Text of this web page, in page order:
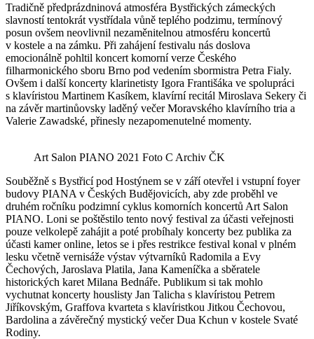
Tradičně předprázdninová atmosféra Bystřických zámeckých
slavností tentokrát vystřídala vůně teplého podzimu, termínový
posun ovšem neovlivnil nezaměnitelnou atmosféru koncertů
v kostele a na zámku. Při zahájení festivalu nás doslova
emocionálně pohltil koncert komorní verze Českého
filharmonického sboru Brno pod vedením sbormistra Petra Fialy.
Ovšem i další koncerty klarinetisty Igora Františáka ve spolupráci
s klavíristou Martinem Kasíkem, klavírní recitál Miroslava Sekery či
na závěr martinůovsky laděný večer Moravského klavírního tria a
Valerie Zawadské, přinesly nezapomenutelné momenty.
Art Salon PIANO 2021 Foto C Archiv ČK
Souběžně s Bystřicí pod Hostýnem se v září otevřel i vstupní foyer
budovy PIANA v Českých Budějovicích, aby zde proběhl ve
druhém ročníku podzimní cyklus komorních koncertů Art Salon
PIANO. Loni se poštěstilo tento nový festival za účasti veřejnosti
pouze velkolepě zahájit a poté probíhaly koncerty bez publika za
účasti kamer online, letos se i přes restrikce festival konal v plném
lesku včetně vernisáže výstav výtvarníků Radomila a Evy
Čechových, Jaroslava Platila, Jana Kameníčka a sběratele
historických karet Milana Bednáře. Publikum si tak mohlo
vychutnat koncerty houslisty Jan Talicha s klavíristou Petrem
Jiříkovským, Graffova kvarteta s klavíristkou Jitkou Čechovou,
Bardolina a závěrečný mystický večer Dua Kchun v kostele Svaté
Rodiny.